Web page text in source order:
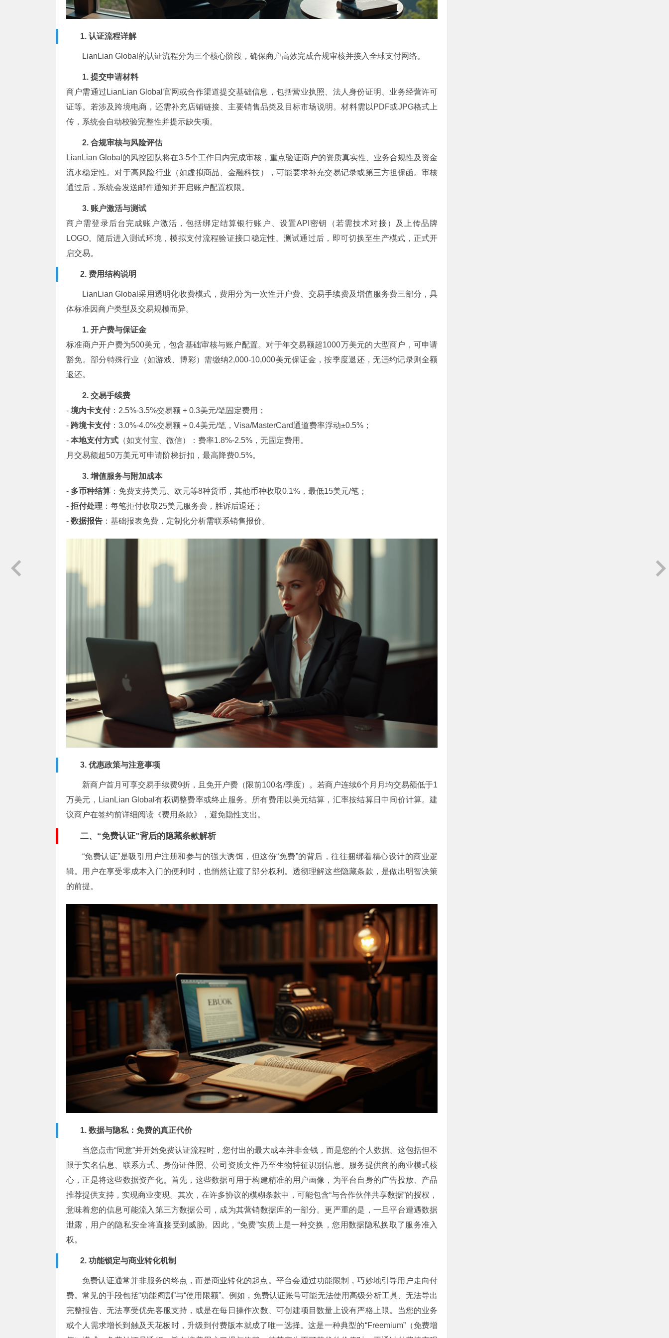
1. 认证流程详解
LianLian Global的认证流程分为三个核心阶段，确保商户高效完成合规审核并接入全球支付网络。
1. 提交申请材料
商户需通过LianLian Global官网或合作渠道提交基础信息，包括营业执照、法人身份证明、业务经营许可
证等。若涉及跨境电商，还需补充店铺链接、主要销售品类及目标市场说明。材料需以PDF或JPG格式上
传，系统会自动校验完整性并提示缺失项。
2. 合规审核与风险评估
LianLian Global的风控团队将在3-5个工作日内完成审核，重点验证商户的资质真实性、业务合规性及资金
流水稳定性。对于高风险行业（如虚拟商品、金融科技），可能要求补充交易记录或第三方担保函。审核
通过后，系统会发送邮件通知并开启账户配置权限。
3. 账户激活与测试
商户需登录后台完成账户激活，包括绑定结算银行账户、设置API密钥（若需技术对接）及上传品牌
LOGO。随后进入测试环境，模拟支付流程验证接口稳定性。测试通过后，即可切换至生产模式，正式开
启交易。
2. 费用结构说明
LianLian Global采用透明化收费模式，费用分为一次性开户费、交易手续费及增值服务费三部分，具
体标准因商户类型及交易规模而异。
1. 开户费与保证金
标准商户开户费为500美元，包含基础审核与账户配置。对于年交易额超1000万美元的大型商户，可申请
豁免。部分特殊行业（如游戏、博彩）需缴纳2,000-10,000美元保证金，按季度退还，无违约记录则全额
返还。
2. 交易手续费
- 境内卡支付：2.5%-3.5%交易额 + 0.3美元/笔固定费用；
- 跨境卡支付：3.0%-4.0%交易额 + 0.4美元/笔，Visa/MasterCard通道费率浮动±0.5%；
- 本地支付方式 （如支付宝、微信）：费率1.8%-2.5%，无固定费用。
月交易额超50万美元可申请阶梯折扣，最高降费0.5%。
3. 增值服务与附加成本
- 多币种结算 ：免费支持美元、欧元等8种货币，其他币种收取0.1%，最低15美元/笔；
- 拒付处理 ：每笔拒付收取25美元服务费，胜诉后退还；
- 数据报告 ：基础报表免费，定制化分析需联系销售报价。
3. 优惠政策与注意事项
新商户首月可享交易手续费9折，且免开户费（限前100名/季度）。若商户连续6个月月均交易额低于1
万美元，LianLian Global有权调整费率或终止服务。所有费用以美元结算，汇率按结算日中间价计算。建
议商户在签约前详细阅读《费用条款》，避免隐性支出。
二、“免费认证”背后的隐藏条款解析
“免费认证”是吸引用户注册和参与的强大诱饵，但这份“免费”的背后，往往捆绑着精心设计的商业逻
辑。用户在享受零成本入门的便利时，也悄然让渡了部分权利。透彻理解这些隐藏条款，是做出明智决策
的前提。
1. 数据与隐私：免费的真正代价
当您点击“同意”并开始免费认证流程时，您付出的最大成本并非金钱，而是您的个人数据。这包括但不
限于实名信息、联系方式、身份证件照、公司资质文件乃至生物特征识别信息。服务提供商的商业模式核
心，正是将这些数据资产化。首先，这些数据可用于构建精准的用户画像，为平台自身的广告投放、产品
推荐提供支持，实现商业变现。其次，在许多协议的模糊条款中，可能包含“与合作伙伴共享数据”的授权，
意味着您的信息可能流入第三方数据公司，成为其营销数据库的一部分。更严重的是，一旦平台遭遇数据
泄露，用户的隐私安全将直接受到威胁。因此，“免费”实质上是一种交换，您用数据隐私换取了服务准入
权。
2. 功能锁定与商业转化机制
免费认证通常并非服务的终点，而是商业转化的起点。平台会通过功能限制，巧妙地引导用户走向付
费。常见的手段包括“功能阉割”与“使用限额”。例如，免费认证账号可能无法使用高级分析工具、无法导出
完整报告、无法享受优先客服支持，或是在每日操作次数、可创建项目数量上设有严格上限。当您的业务
或个人需求增长到触及天花板时，升级到付费版本就成了唯一选择。这是一种典型的“Freemium”（免费增